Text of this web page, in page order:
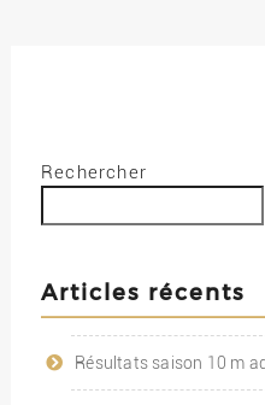
Rechercher
Articles récents
Résultats saison 10 m